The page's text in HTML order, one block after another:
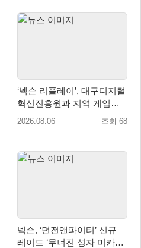
‘넥슨 리플레이’, 대구디지털
혁신진흥원과 지역 게임산
업 육성 위한 업무협약 체결
2026.08.06 조회 68
넥슨, ‘던전앤파이터’ 신규
레이드 ‘무너진 성자 미카엘